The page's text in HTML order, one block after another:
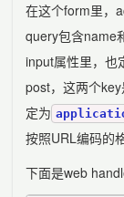
在这个form里，
query包含name
input属性里，也
post，这两个
定为
按照URL编码的
下面是web